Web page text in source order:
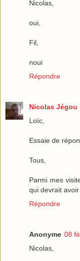
Nicolas,
oui,
Fil,
noui
Répondre
Nicolas Jégou
Loïc,
Essaie de
Tous,
Parmi mes
qui devrait
Répondre
Anonyme 08
Nicolas,